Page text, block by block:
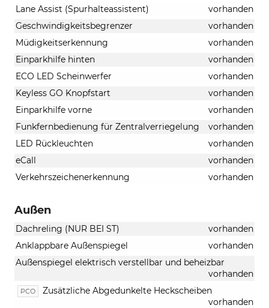
Lane Assist (Spurhalteassistent)
vorhanden
Geschwindigkeitsbegrenzer
vorhanden
Müdigkeitserkennung
vorhanden
Einparkhilfe hinten
vorhanden
ECO LED Scheinwerfer
vorhanden
Keyless GO Knopfstart
vorhanden
Einparkhilfe vorne
vorhanden
Funkfernbedienung für Zentralverriegelung
vorhanden
LED Rückleuchten
vorhanden
eCall
vorhanden
Verkehrszeichenerkennung
vorhanden
Außen
Dachreling (NUR BEI ST)
vorhanden
Anklappbare Außenspiegel
vorhanden
Außenspiegel elektrisch verstellbar und beheizbar
vorhanden
PCO
Zusätzliche Abgedunkelte Heckscheiben
vorhanden